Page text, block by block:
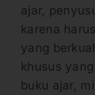
ajar,
karena
yang
khusus
buku ajar,